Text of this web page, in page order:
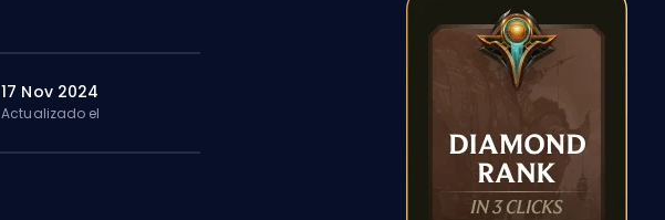
17 Nov 2024
Actualizado el